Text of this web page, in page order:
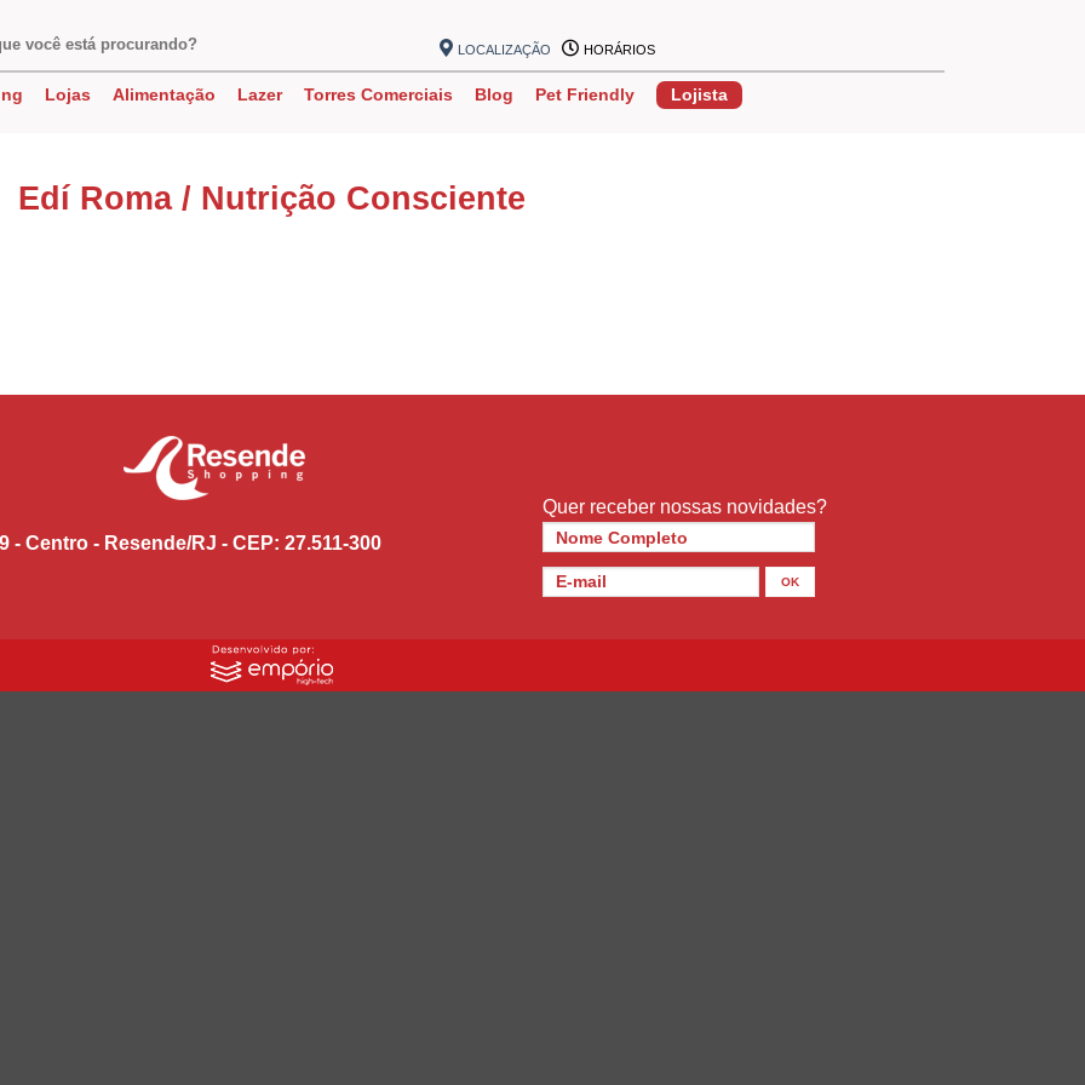
LOCALIZAÇÃO HORÁRIOS
Lojas Alimentação Lazer Torres Comerciais Blog Pet Friendly Lojista
Edí Roma / Nutrição Consciente
- Centro - Resende/RJ - CEP: 27.511-300
Quer receber nossas novidades?